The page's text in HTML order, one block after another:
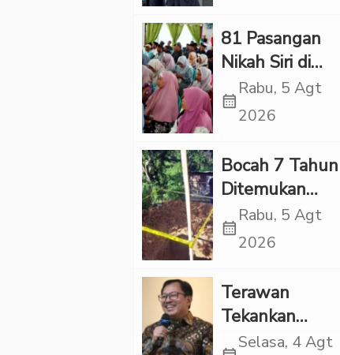
81 Pasangan
Nikah Siri di
Tapsel Ikuti
Sidang Isbat
calendar_month
Rabu, 5 Agt
2026
Bocah 7 Tahun
Ditemukan
Tewas dalam
Sumur di Tapsel,
Kekerasan
calendar_month
Rabu, 5 Agt
2026
Terawan
Tekankan
Pentingnya
Selasa, 4 Agt